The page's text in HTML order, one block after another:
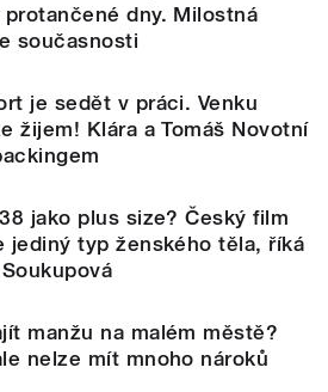
protančené dny. Milostná
současnosti
je sedět v práci. Venku
žijem! Klára a Tomáš Novotní
jako plus size? Český film
jediný typ ženského těla, říká
manžu na malém městě?
nelze mít mnoho nároků